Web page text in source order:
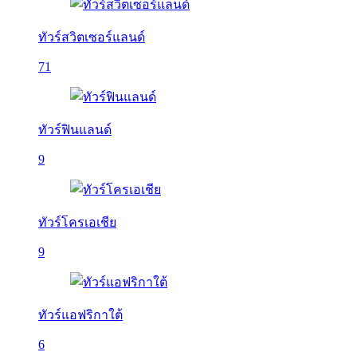
ทัวร์สวิตเซอร์แลนด์
71
ทัวร์ฟินแลนด์
9
ทัวร์โครเอเชีย
9
ทัวร์แอฟริกาใต้
6